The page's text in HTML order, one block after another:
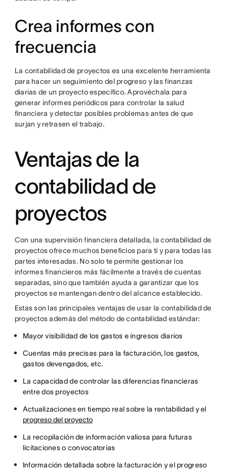
Crea informes con
frecuencia
La contabilidad de proyectos es una excelente herramienta
para hacer un seguimiento del progreso y las finanzas
diarias de un proyecto específico. Aprovéchala para
generar informes periódicos para controlar la salud
financiera y detectar posibles problemas antes de que
surjan y retrasen el trabajo.
Ventajas de la
contabilidad de
proyectos
Con una supervisión financiera detallada, la contabilidad de
proyectos ofrece muchos beneficios para ti y para todas las
partes interesadas. No solo te permite gestionar los
informes financieros más fácilmente a través de cuentas
separadas, sino que también ayuda a garantizar que los
proyectos se mantengan dentro del alcance establecido.
Estas son las principales ventajas de usar la contabilidad de
proyectos además del método de contabilidad estándar:
Mayor visibilidad de los gastos e ingresos diarios
Cuentas más precisas para la facturación, los gastos,
gastos devengados, etc.
La capacidad de controlar las diferencias financieras
entre dos proyectos
Actualizaciones en tiempo real sobre la rentabilidad y el
progreso del proyecto
La recopilación de información valiosa para futuras
licitaciones o convocatorias
Información detallada sobre la facturación y el progreso